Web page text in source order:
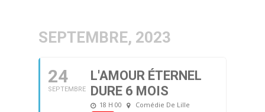
SEPTEMBRE, 2023
24
SEPTEMBRE
L'AMOUR ÉTERNEL
DURE 6 MOIS
18 H 00
Comédie De Lille